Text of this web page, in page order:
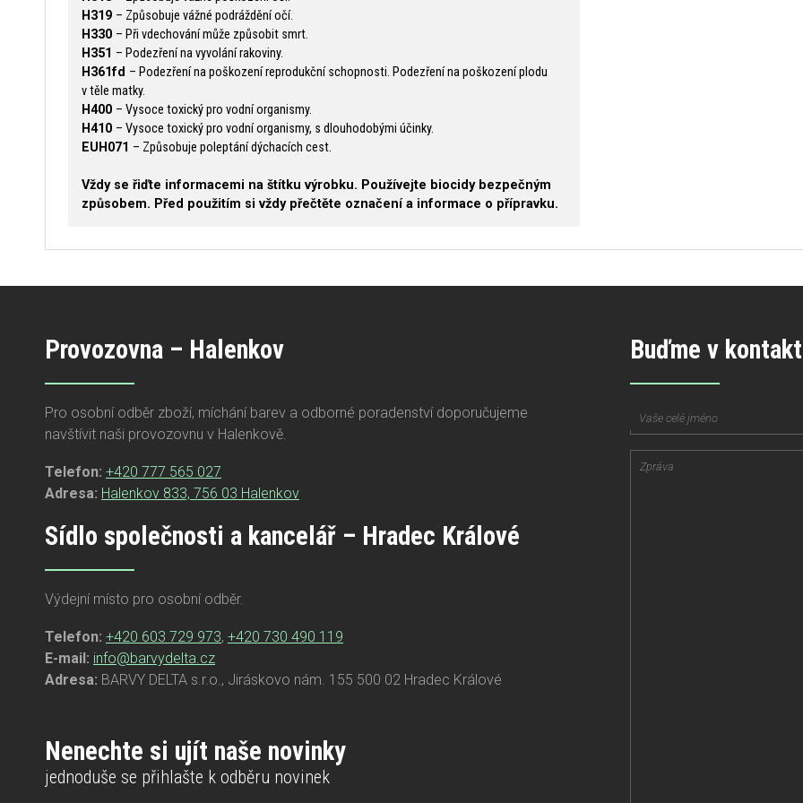
H319 – Způsobuje vážné podráždění očí.
H330 – Při vdechování může způsobit smrt.
H351 – Podezření na vyvolání rakoviny.
H361fd – Podezření na poškození reprodukční schopnosti. Podezření na poškození plodu
v těle matky.
H400 – Vysoce toxický pro vodní organismy.
H410 – Vysoce toxický pro vodní organismy, s dlouhodobými účinky.
EUH071 – Způsobuje poleptání dýchacích cest.
Vždy se řiďte informacemi na štítku výrobku. Používejte biocidy bezpečným
způsobem. Před použitím si vždy přečtěte označení a informace o přípravku.
Provozovna – Halenkov
Pro osobní odběr zboží, míchání barev a odborné poradenství doporučujeme
navštívit naši provozovnu v Halenkově.
Telefon: +420 777 565 027
Adresa: Halenkov 833, 756 03 Halenkov
Sídlo společnosti a kancelář – Hradec Králové
Výdejní místo pro osobní odběr.
Telefon: +420 603 729 973, +420 730 490 119
E-mail: info@barvydelta.cz
Adresa: BARVY DELTA s.r.o., Jiráskovo nám. 155 500 02 Hradec Králové
Nenechte si ujít naše novinky
jednoduše se přihlašte k odběru novinek
Buďme v